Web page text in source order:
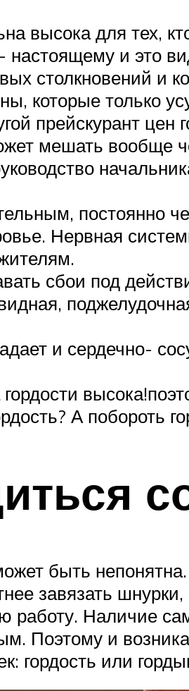
высока для тех,
настоящему и это
столкновений и
которые только
прейскурант цен
мешать вообще
постоянно
Нервная
сбои под
и сердечно-
А побороть
быть
завязать
работу. Наличие
Поэтому и
гордость или